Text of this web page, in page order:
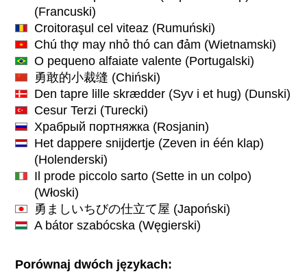
(Francuski)
Croitoraşul cel viteaz (Rumuński)
Chú thợ may nhỏ thó can đảm (Wietnamski)
O pequeno alfaiate valente (Portugalski)
勇敢的小裁缝 (Chiński)
Den tapre lille skrædder (Syv i et hug) (Dunski)
Cesur Terzi (Turecki)
Храбрый портняжка (Rosjanin)
Het dappere snijdertje (Zeven in één klap)
(Holenderski)
Il prode piccolo sarto (Sette in un colpo)
(Włoski)
勇ましいちびの仕立て屋 (Japoński)
A bátor szabócska (Węgierski)
Porównaj dwóch językach: